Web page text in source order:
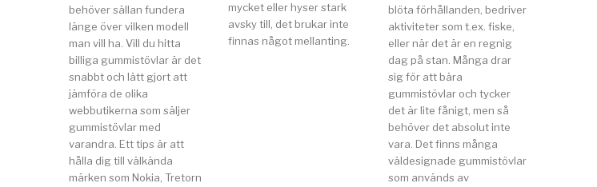
behöver sällan fundera
länge över vilken modell
man vill ha. Vill du hitta
billiga gummistövlar är det
snabbt och lätt gjort att
jämföra de olika
webbutikerna som säljer
gummistövlar med
varandra. Ett tips är att
hålla dig till välkända
märken som Nokia, Tretorn
mycket eller hyser stark
avsky till, det brukar inte
finnas något mellanting.
blöta förhållanden, bedriver
aktiviteter som t.ex. fiske,
eller när det är en regnig
dag på stan. Många drar
sig för att bära
gummistövlar och tycker
det är lite fånigt, men så
behöver det absolut inte
vara. Det finns många
väldesignade gummistövlar
som används av